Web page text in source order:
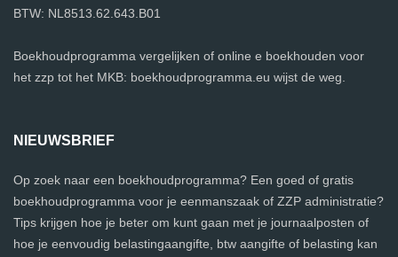
BTW: NL8513.62.643.B01
Boekhoudprogramma vergelijken of online e boekhouden voor
het zzp tot het MKB: boekhoudprogramma.eu wijst de weg.
NIEUWSBRIEF
Op zoek naar een boekhoudprogramma? Een goed of gratis
boekhoudprogramma voor je eenmanszaak of ZZP administratie?
Tips krijgen hoe je beter om kunt gaan met je journaalposten of
hoe je eenvoudig belastingaangifte, btw aangifte of belasting kan